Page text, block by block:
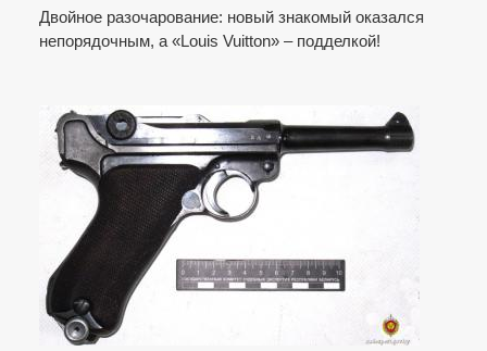
Двойное разочарование: новый знакомый оказался
непорядочным, а «Louis Vuitton» – подделкой!